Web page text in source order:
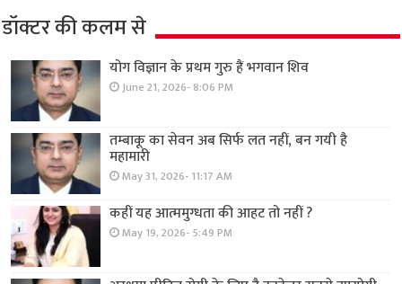
डॉक्टर की कलम से
योग विज्ञान के प्रथम गुरु हैं भगवान शिव
June 21, 2026- 8:06 PM
तम्बाकू का सेवन अब सिर्फ लत नहीं, बन गयी है
महामारी
May 31, 2026- 11:17 AM
कहीं यह आत्ममुग्धता की आहट तो नहीं ?
May 19, 2026- 5:49 PM